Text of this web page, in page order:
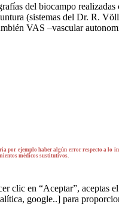
del biocampo
(sistemas del Dr. R.
VAS –vascular
por ejemplo haber algún error respecto a lo
médicos sustitutivos.
clic en “Aceptar”, aceptas
google..] para